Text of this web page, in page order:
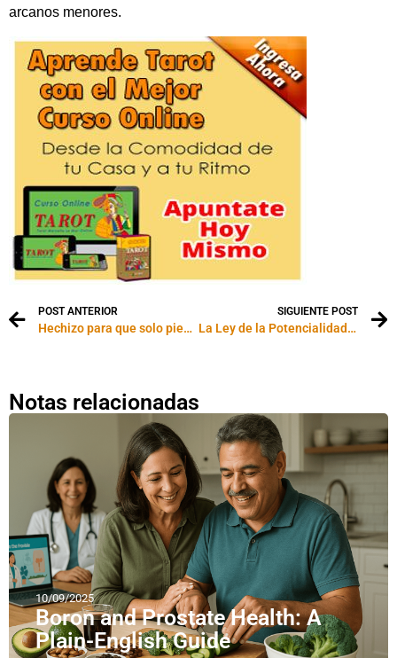
arcanos menores.
POST ANTERIOR
Hechizo para que solo piense en mi
SIGUIENTE POST
La Ley de la Potencialidad Pura
Notas relacionadas
10/09/2025
Boron and Prostate Health: A
Plain-English Guide